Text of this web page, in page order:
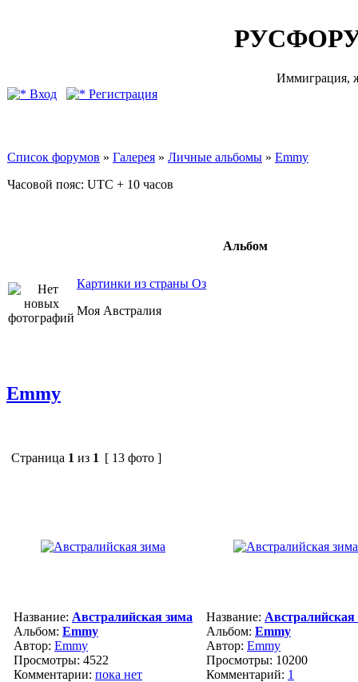
Иммиграция,
Вход
Регистрация
Список форумов » Галерея » Личные альбомы » Emmy
Часовой пояс: UTC + 10 часов
Альбом
Картинки из страны Оз
Моя Австралия
Emmy
Страница 1 из 1 [ 13 фото ]
Название: Австралийская зима
Альбом: Emmy
Автор: Emmy
Просмотры: 4522
Комментарии: пока нет
Название: Австралийская
Альбом: Emmy
Автор: Emmy
Просмотры: 10200
Комментарий: 1